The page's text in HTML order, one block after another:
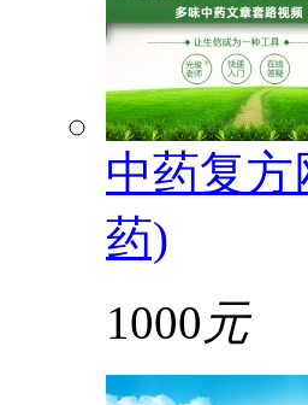
中药复
药)
1000 元